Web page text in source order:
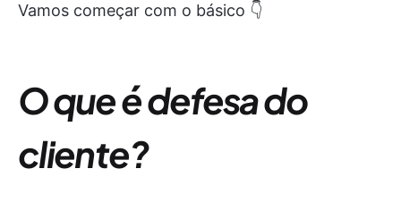
Vamos começar com o básico 👇
O que é defesa do
cliente?